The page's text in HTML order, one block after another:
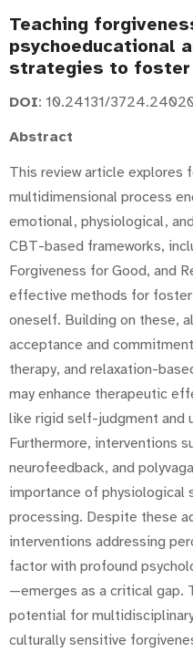
Teaching
psychoeducational
strategies to foster
DOI: 10.24131/
Abstract
This review article explores
multidimensional process
emotional, physiological,
CBT-based frameworks,
Forgiveness for Good, and
effective methods for
oneself. Building on these,
acceptance and
therapy, and relaxation-
may enhance therapeutic
like rigid self-judgment and
Furthermore, interventions
neurofeedback, and
importance of physiological
processing. Despite these
interventions addressing
factor with profound
—emerges as a critical gap.
potential for
culturally sensitive